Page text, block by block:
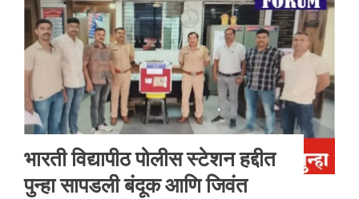
भारती विद्यापीठ पोलीस स्टेशन हद्दीत
पुन्हा सापडली बंदूक आणि जिवंत